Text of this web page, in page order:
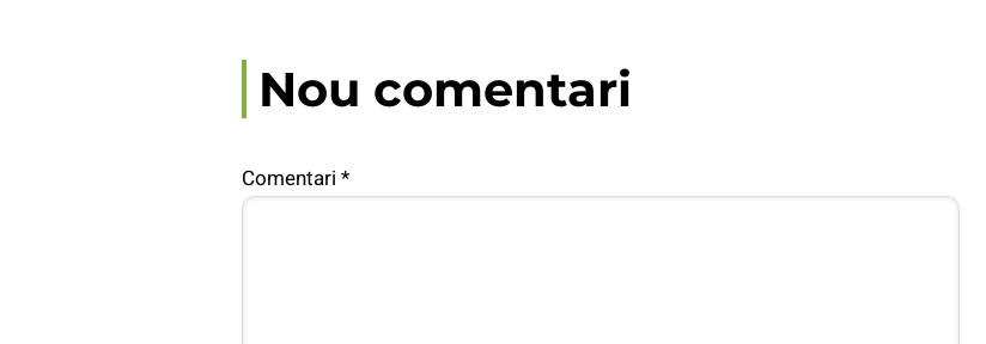
Nou comentari
Comentari *